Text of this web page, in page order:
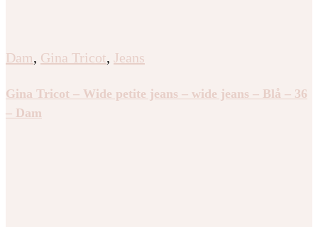
Dam, Gina Tricot, Jeans
Gina Tricot – Wide petite jeans – wide jeans – Blå – 36
– Dam